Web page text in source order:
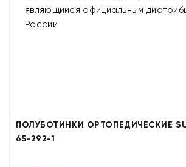
ПОЛУБОТИНКИ ОРТОПЕДИЧЕСКИЕ
65-292-1